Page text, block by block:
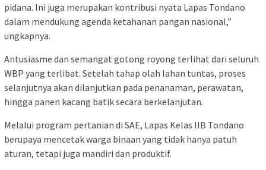
pidana. Ini juga merupakan kontribusi nyata Lapas Tondano
dalam mendukung agenda ketahanan pangan nasional,”
ungkapnya.
Antusiasme dan semangat gotong royong terlihat dari seluruh
WBP yang terlibat. Setelah tahap olah lahan tuntas, proses
selanjutnya akan dilanjutkan pada penanaman, perawatan,
hingga panen kacang batik secara berkelanjutan.
Melalui program pertanian di SAE, Lapas Kelas IIB Tondano
berupaya mencetak warga binaan yang tidak hanya patuh
aturan, tetapi juga mandiri dan produktif.